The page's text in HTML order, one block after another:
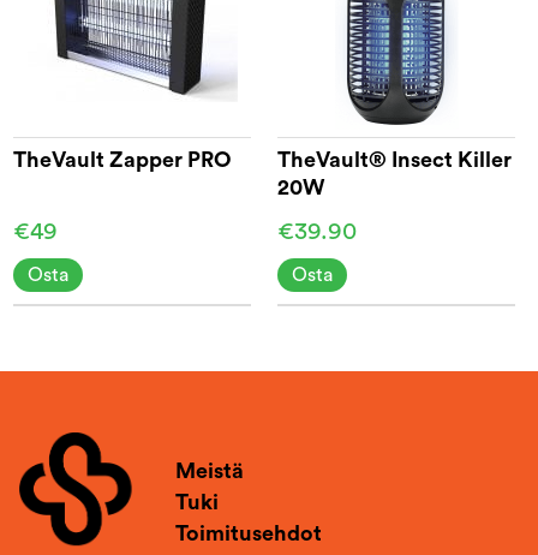
TheVault Zapper PRO
€49
Osta
TheVault® Insect Killer
20W
€39.90
Osta
Meistä
Tuki
Toimitusehdot